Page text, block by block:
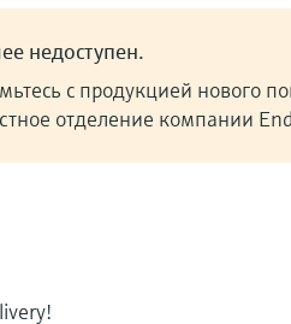
недоступен.
с продукцией нового
отделение компании